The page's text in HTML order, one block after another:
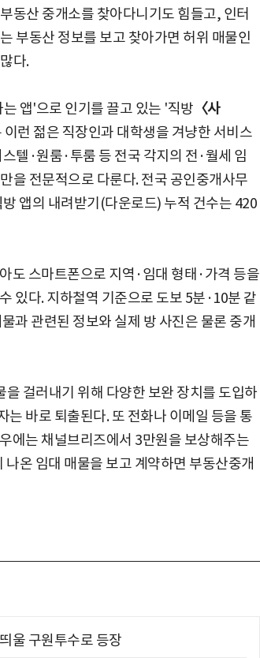
동산 중개소를 찾아다니기도 힘들고, 인터
부동산 정보를 보고 찾아가면 허위 매물인
다.
는 앱'으로 인기를 끌고 있는 '직방 〈사
이런 젊은 직장인과 대학생을 겨냥한 서비스
스텔·원룸·투룸 등 전국 각지의 전·월세 임
을 전문적으로 다룬다. 전국 공인중개사무
앱의 내려받기(다운로드) 누적 건수는 420
도 스마트폰으로 지역·임대 형태·가격 등을
있다. 지하철역 기준으로 도보 5분·10분 같
과 관련된 정보와 실제 방 사진은 물론 중개
을 걸러내기 위해 다양한 보완 장치를 도입하
는 바로 퇴출된다. 또 전화나 이메일 등을 통
에는 채널브리즈에서 3만원을 보상해주는
온 임대 매물을 보고 계약하면 부동산중개
울 구원투수로 등장